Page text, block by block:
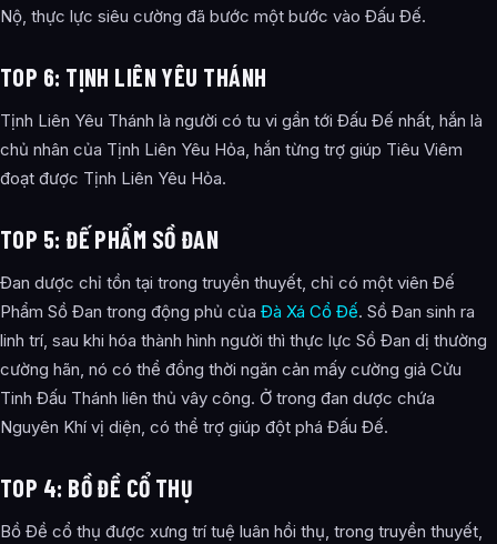
Nộ, thực lực siêu cường đã bước một bước vào Đấu Đế.
TOP 6: TỊNH LIÊN YÊU THÁNH
Tịnh Liên Yêu Thánh là người có tu vi gần tới Đấu Đế nhất, hắn là
chủ nhân của Tịnh Liên Yêu Hỏa, hắn từng trợ giúp Tiêu Viêm
đoạt được Tịnh Liên Yêu Hỏa.
TOP 5: ĐẾ PHẨM SỒ ĐAN
Đan dược chỉ tồn tại trong truyền thuyết, chỉ có một viên Đế
Phẩm Sồ Đan trong động phủ của Đà Xá Cổ Đế. Sồ Đan sinh ra
linh trí, sau khi hóa thành hình người thì thực lực Sồ Đan dị thường
cường hãn, nó có thể đồng thời ngăn cản mấy cường giả Cửu
Tinh Đấu Thánh liên thủ vây công. Ở trong đan dược chứa
Nguyên Khí vị diện, có thể trợ giúp đột phá Đấu Đế.
TOP 4: BỒ ĐỀ CỔ THỤ
Bồ Đề cổ thụ được xưng trí tuệ luân hồi thụ, trong truyền thuyết,